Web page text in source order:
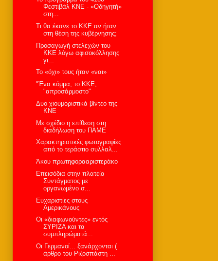
Φεστιβάλ ΚΝΕ - «Οδηγητή»
στη...
Τι θα έκανε το ΚΚΕ αν ήταν
στη θέση της κυβέρνησης;
Προσαγωγή στελεχών του
ΚΚΕ λόγω αφισοκόλλησης
γι...
Το «όχι» τους ήταν «ναι»
"Ένα κόμμα, το ΚΚΕ,
"απροσάρμοστο"
Δυο χιουμοριστικά βίντεο της
ΚΝΕ
Με σχέδιο η επίθεση στη
διαδήλωση του ΠΑΜΕ
Χαρακτηριστικές φωτογραφίες
από το τεράστιο συλλαλ...
Άκου πρωτηφορααριστεράκο
Επεισόδια στην πλατεία
Συντάγματος με
οργανωμένο σ...
Ευχαριστίες στους
Αμερικάνους
Οι «διαφωνούντες» εντός
ΣΥΡΙΖΑ και τα
συμπληρώματά...
Οι Γερμανοί... ξανάρχονται (
άρθρο του Ριζοσπάστη ...